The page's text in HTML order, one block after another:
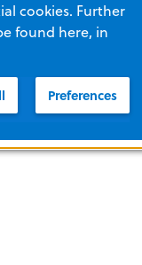
cookies. Further
found here, in
Preferences